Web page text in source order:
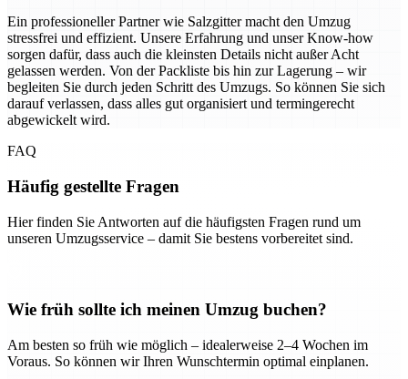
Ein professioneller Partner wie Salzgitter macht den Umzug
stressfrei und effizient. Unsere Erfahrung und unser Know-how
sorgen dafür, dass auch die kleinsten Details nicht außer Acht
gelassen werden. Von der Packliste bis hin zur Lagerung – wir
begleiten Sie durch jeden Schritt des Umzugs. So können Sie sich
darauf verlassen, dass alles gut organisiert und termingerecht
abgewickelt wird.
FAQ
Häufig gestellte Fragen
Hier finden Sie Antworten auf die häufigsten Fragen rund um
unseren Umzugsservice – damit Sie bestens vorbereitet sind.
Wie früh sollte ich meinen Umzug buchen?
Am besten so früh wie möglich – idealerweise 2–4 Wochen im
Voraus. So können wir Ihren Wunschtermin optimal einplanen.